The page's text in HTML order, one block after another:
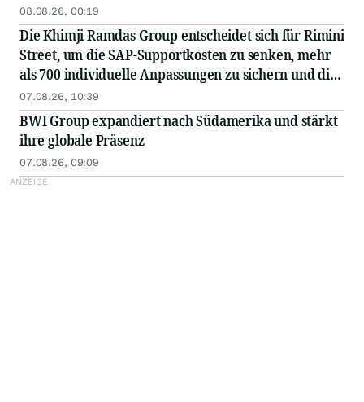
08.08.26, 00:19
Die Khimji Ramdas Group entscheidet sich für Rimini
Street, um die SAP-Supportkosten zu senken, mehr
als 700 individuelle Anpassungen zu sichern und die
Einsparungen in Innovationen zu reinvestieren
07.08.26, 10:39
BWI Group expandiert nach Südamerika und stärkt
ihre globale Präsenz
07.08.26, 09:09